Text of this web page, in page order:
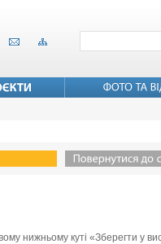
нижньому куті «Зберегти у